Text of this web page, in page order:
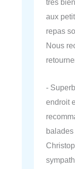
très
aux
repas
Nous
-
endroit
balades